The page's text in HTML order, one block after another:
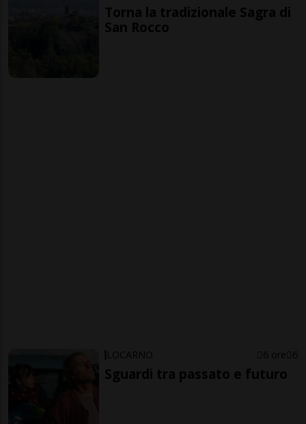
Torna la tradizionale Sagra di
San Rocco
LOCARNO 6 ore 6
Sguardi tra passato e futuro